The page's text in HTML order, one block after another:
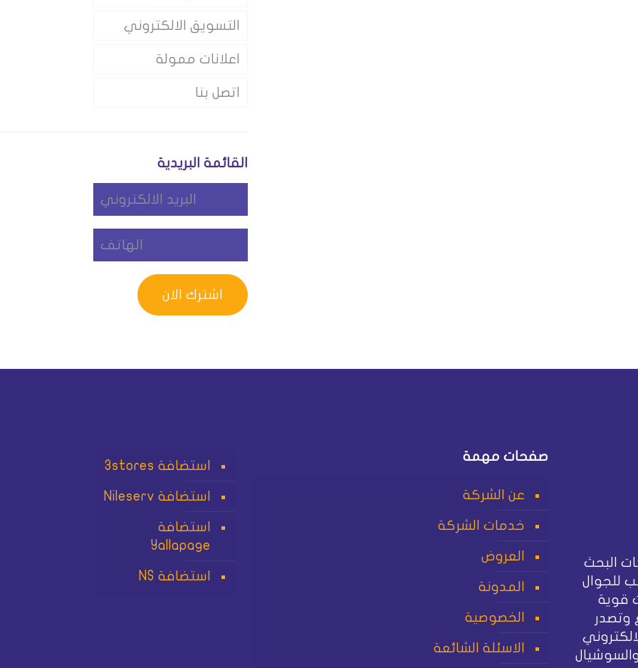
التسويق الالكتروني
اعلانات ممولة
اتصل بنا
القائمة البريدية
البحث
للجوال
قوية
وتصدر
صفحات مهمة
عن الشركة
خدمات الشركة
العروض
المدونة
الخصوصية
الاسئلة الشائعة
استضافة 3stores
استضافة Nileserv
استضافة
Yallapage
استضافة NS